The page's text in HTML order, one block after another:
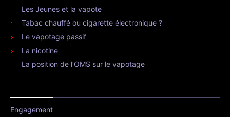
Les Jeunes et la vapote
Tabac chauffé ou cigarette électronique ?
Le vapotage passif
La nicotine
La position de l’OMS sur le vapotage
Engagement